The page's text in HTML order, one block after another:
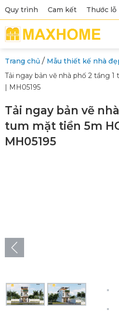
Quy trình Cam kết Thước lỗ
Trang chủ / Mẫu thiết kế nhà
Tải ngay bản vẽ nhà phố 2 tầng
| MH05195
Tải ngay bản vẽ
tum mặt tiền 5m
MH05195